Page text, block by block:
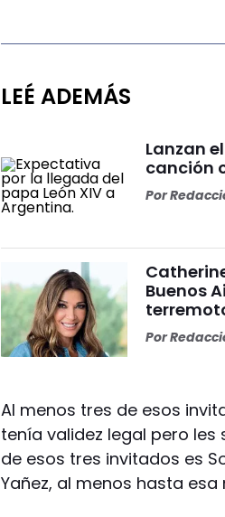
LEÉ ADEMÁS
Lanzan
canción
Por
Buenos
Por
Al menos tres de esos
tenía validez legal pero
de esos tres invitados es
Yañez, al menos hasta esa